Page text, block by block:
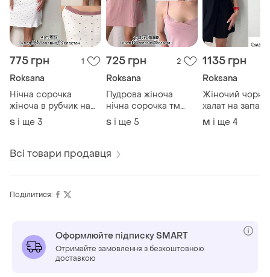
775 грн 1
Roksana
Нічна сорочка
жіноча в рубчик на
тонких бретелях tm
roksana (арт. 1852)
S і ще 3
725 грн 2
Roksana
Пудрова жіноча
нічна сорочка тм
roksana на тонких
бретелях (арт.1577)
S і ще 5
1135 грн
Roksana
Жіночий
халат на запах
віскози тм
(арт.1573)
M і ще 4
Всі товари продавця
Поділитися:
Оформлюйте підписку SMART
Отримайте замовлення з безкоштовною
доставкою